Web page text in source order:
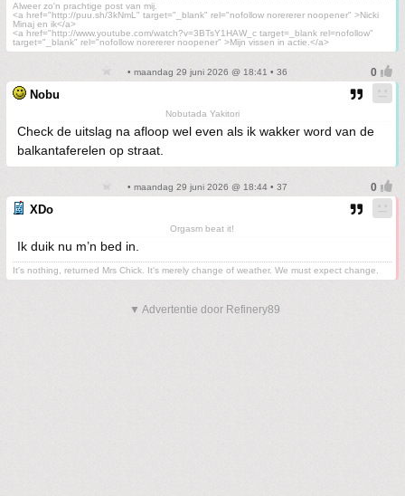
Alweer zo'n prachtige post van mij.
<a href="http://puu.sh/3kNmL" target="_blank" rel="nofollow norererer noopener" >Nicki
Minaj en ik</a>
<a href="http://www.youtube.com/watch?v=3BTsY1HAW_c target=_blank rel=nofollow"
target="_blank" rel="nofollow norererer noopener" >Mijn vissen in actie.</a>
• maandag 29 juni 2026 @ 18:41 • 36
Nobu
Nobutada Yakitori
Check de uitslag na afloop wel even als ik wakker word van de
balkantaferelen op straat.
• maandag 29 juni 2026 @ 18:44 • 37
XDo
Orgasm beat it!
Ik duik nu m’n bed in.
It's nothing, returned Mrs Chick. It's merely change of weather. We must expect change.
▼ Advertentie door Refinery89